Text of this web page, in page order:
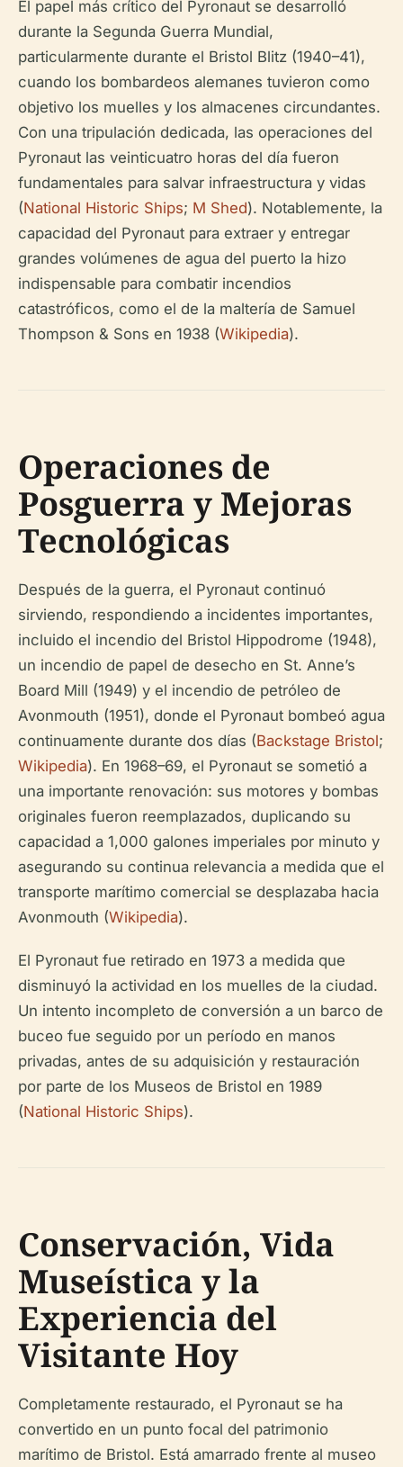
El papel más crítico del Pyronaut se desarrolló
durante la Segunda Guerra Mundial,
particularmente durante el Bristol Blitz (1940–41),
cuando los bombardeos alemanes tuvieron como
objetivo los muelles y los almacenes circundantes.
Con una tripulación dedicada, las operaciones del
Pyronaut las veinticuatro horas del día fueron
fundamentales para salvar infraestructura y vidas
(National Historic Ships; M Shed). Notablemente, la
capacidad del Pyronaut para extraer y entregar
grandes volúmenes de agua del puerto la hizo
indispensable para combatir incendios
catastróficos, como el de la maltería de Samuel
Thompson & Sons en 1938 (Wikipedia).
Operaciones de
Posguerra y Mejoras
Tecnológicas
Después de la guerra, el Pyronaut continuó
sirviendo, respondiendo a incidentes importantes,
incluido el incendio del Bristol Hippodrome (1948),
un incendio de papel de desecho en St. Anne’s
Board Mill (1949) y el incendio de petróleo de
Avonmouth (1951), donde el Pyronaut bombeó agua
continuamente durante dos días (Backstage Bristol;
Wikipedia). En 1968–69, el Pyronaut se sometió a
una importante renovación: sus motores y bombas
originales fueron reemplazados, duplicando su
capacidad a 1,000 galones imperiales por minuto y
asegurando su continua relevancia a medida que el
transporte marítimo comercial se desplazaba hacia
Avonmouth (Wikipedia).
El Pyronaut fue retirado en 1973 a medida que
disminuyó la actividad en los muelles de la ciudad.
Un intento incompleto de conversión a un barco de
buceo fue seguido por un período en manos
privadas, antes de su adquisición y restauración
por parte de los Museos de Bristol en 1989
(National Historic Ships).
Conservación, Vida
Museística y la
Experiencia del
Visitante Hoy
Completamente restaurado, el Pyronaut se ha
convertido en un punto focal del patrimonio
marítimo de Bristol. Está amarrado frente al museo